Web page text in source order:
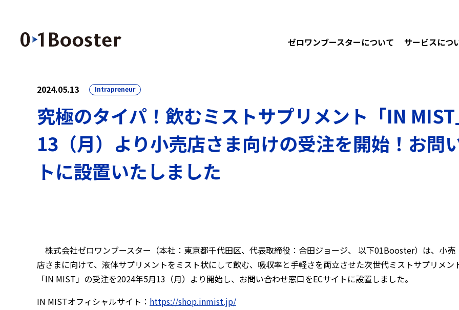
ゼロワンブースターについて サービスにつ
2024.05.13 Intrapreneur
究極のタイパ！飲むミストサプリメント「IN
13（月）より小売店さま向けの受注を開始！お問
トに設置いたしました
株式会社ゼロワンブースター（本社：東京都千代田区、代表取締役：合田ジョージ、 以下01Booster）は、小売
店さまに向けて、液体サプリメントをミスト状にして飲む、吸収率と手軽さを両立させた次世代ミストサプリメン
「IN MIST」の受注を2024年5月13（月）より開始し、お問い合わせ窓口をECサイトに設置しました。
IN MISTオフィシャルサイト： https://shop.inmist.jp/